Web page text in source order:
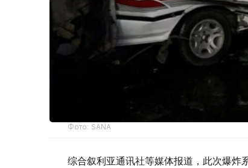
Фото: SANA
综合叙利亚通讯社等媒体报道，此次爆炸